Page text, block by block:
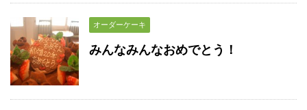
オーダーケーキ
みんなみんなおめでとう！